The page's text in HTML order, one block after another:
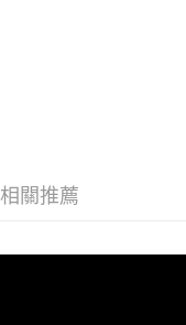
相關推薦